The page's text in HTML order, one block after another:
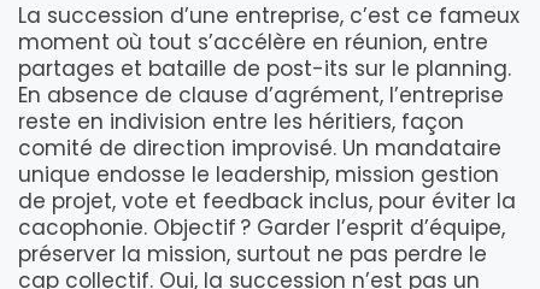
La succession d’une entreprise, c’est ce fameux
moment où tout s’accélère en réunion, entre
partages et bataille de post-its sur le planning.
En absence de clause d’agrément, l’entreprise
reste en indivision entre les héritiers, façon
comité de direction improvisé. Un mandataire
unique endosse le leadership, mission gestion
de projet, vote et feedback inclus, pour éviter la
cacophonie. Objectif ? Garder l’esprit d’équipe,
préserver la mission, surtout ne pas perdre le
cap collectif. Oui, la succession n’est pas un